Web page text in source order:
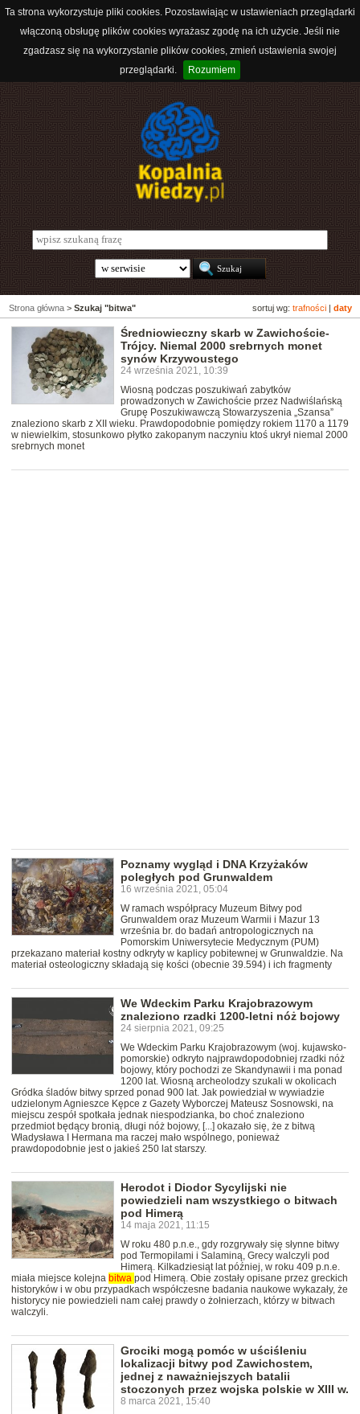
Ta strona wykorzystuje pliki cookies. Pozostawiając w ustawieniach przeglądarki
włączoną obsługę plików cookies wyrażasz zgodę na ich użycie. Jeśli nie
zgadzasz się na wykorzystanie plików cookies, zmień ustawienia swojej
przeglądarki.
Rozumiem
sortuj wg: trafności daty
Strona główna > Szukaj "bitwa"
Średniowieczny skarb w Zawichoście-
Trójcy. Niemal 2000 srebrnych monet
synów Krzywoustego
24 września 2021, 10:39
Wiosną podczas poszukiwań zabytków
prowadzonych w Zawichoście przez Nadwiślańską
Grupę Poszukiwawczą Stowarzyszenia „Szansa”
znaleziono skarb z XII wieku. Prawdopodobnie pomiędzy rokiem 1170 a 1179
w niewielkim, stosunkowo płytko zakopanym naczyniu ktoś ukrył niemal 2000
srebrnych monet
Poznamy wygląd i DNA Krzyżaków
poległych pod Grunwaldem
16 września 2021, 05:04
W ramach współpracy Muzeum Bitwy pod
Grunwaldem oraz Muzeum Warmii i Mazur 13
września br. do badań antropologicznych na
Pomorskim Uniwersytecie Medycznym (PUM)
przekazano materiał kostny odkryty w kaplicy pobitewnej w Grunwaldzie. Na
materiał osteologiczny składają się kości (obecnie 39.594) i ich fragmenty
We Wdeckim Parku Krajobrazowym
znaleziono rzadki 1200-letni nóż bojowy
24 sierpnia 2021, 09:25
We Wdeckim Parku Krajobrazowym (woj. kujawsko-
pomorskie) odkryto najprawdopodobniej rzadki nóż
bojowy, który pochodzi ze Skandynawii i ma ponad
1200 lat. Wiosną archeolodzy szukali w okolicach
Gródka śladów bitwy sprzed ponad 900 lat. Jak powiedział w wywiadzie
udzielonym Agnieszce Kępce z Gazety Wyborczej Mateusz Sosnowski, na
miejscu zespół spotkała jednak niespodzianka, bo choć znaleziono
przedmiot będący bronią, długi nóż bojowy, [...] okazało się, że z bitwą
Władysława I Hermana ma raczej mało wspólnego, ponieważ
prawdopodobnie jest o jakieś 250 lat starszy.
Herodot i Diodor Sycylijski nie
powiedzieli nam wszystkiego o bitwach
pod Himerą
14 maja 2021, 11:15
W roku 480 p.n.e., gdy rozgrywały się słynne bitwy
pod Termopilami i Salaminą, Grecy walczyli pod
Himerą. Kilkadziesiąt lat później, w roku 409 p.n.e.
miała miejsce kolejna bitwa pod Himerą. Obie zostały opisane przez greckich
historyków i w obu przypadkach współczesne badania naukowe wykazały, że
historycy nie powiedzieli nam całej prawdy o żołnierzach, którzy w bitwach
walczyli.
Grociki mogą pomóc w uściśleniu
lokalizacji bitwy pod Zawichostem,
jednej z naważniejszych batalii
stoczonych przez wojska polskie w XIII w.
8 marca 2021, 15:40